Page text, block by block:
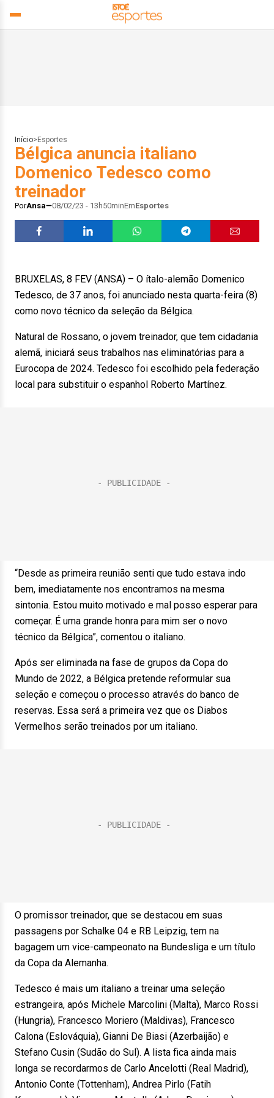
Início> Esportes
Bélgica anuncia italiano
Domenico Tedesco como
treinador
PorAnsa 08/02/23 - 13h50minEmEsportes
BRUXELAS, 8 FEV (ANSA) – O ítalo-alemão Domenico
Tedesco, de 37 anos, foi anunciado nesta quarta-feira (8)
como novo técnico da seleção da Bélgica.
Natural de Rossano, o jovem treinador, que tem cidadania
alemã, iniciará seus trabalhos nas eliminatórias para a
Eurocopa de 2024. Tedesco foi escolhido pela federação
local para substituir o espanhol Roberto Martínez.
“Desde as primeira reunião senti que tudo estava indo
bem, imediatamente nos encontramos na mesma
sintonia. Estou muito motivado e mal posso esperar para
começar. É uma grande honra para mim ser o novo
técnico da Bélgica”, comentou o italiano.
Após ser eliminada na fase de grupos da Copa do
Mundo de 2022, a Bélgica pretende reformular sua
seleção e começou o processo através do banco de
reservas. Essa será a primeira vez que os Diabos
Vermelhos serão treinados por um italiano.
O promissor treinador, que se destacou em suas
passagens por Schalke 04 e RB Leipzig, tem na
bagagem um vice-campeonato na Bundesliga e um título
da Copa da Alemanha.
Tedesco é mais um italiano a treinar uma seleção
estrangeira, após Michele Marcolini (Malta), Marco Rossi
(Hungria), Francesco Moriero (Maldivas), Francesco
Calona (Eslováquia), Gianni De Biasi (Azerbaijão) e
Stefano Cusin (Sudão do Sul). A lista fica ainda mais
longa se recordarmos de Carlo Ancelotti (Real Madrid),
Antonio Conte (Tottenham), Andrea Pirlo (Fatih